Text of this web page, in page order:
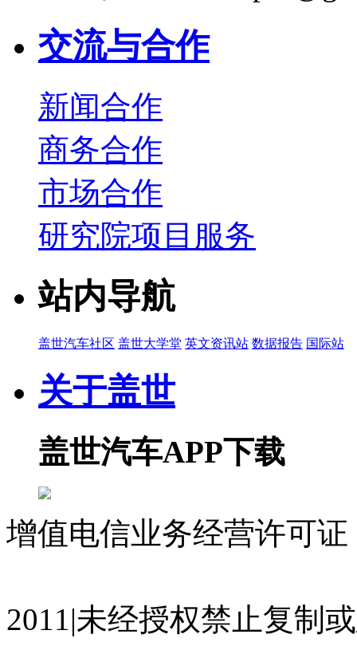
交流与合作
新闻合作
商务合作
市场合作
研究院项目服务
站内导航
盖世汽车社区 盖世大学堂 英文资讯站 数据报告 国际站
关于盖世
盖世汽车APP下载
增值电信业务经营许可
2011|未经授权禁止复制